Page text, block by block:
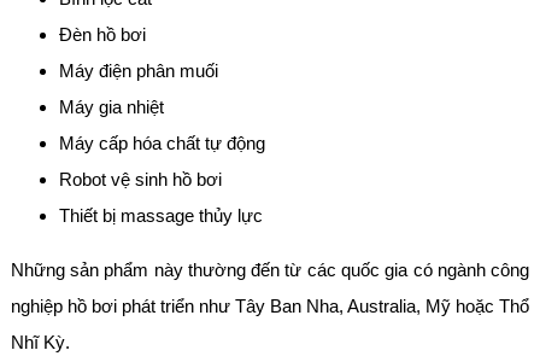
Đèn hồ bơi
Máy điện phân muối
Máy gia nhiệt
Máy cấp hóa chất tự động
Robot vệ sinh hồ bơi
Thiết bị massage thủy lực
Những sản phẩm này thường đến từ các quốc gia có ngành công
nghiệp hồ bơi phát triển như Tây Ban Nha, Australia, Mỹ hoặc Thổ
Nhĩ Kỳ.